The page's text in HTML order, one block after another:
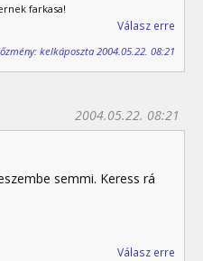
farkasa!
Válasz erre
kelkáposzta 2004.05.22. 08:21
2004.05.22. 08:21
semmi. Keress rá
Válasz erre